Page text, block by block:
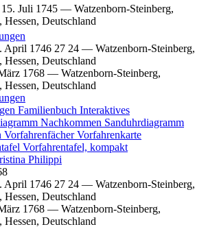
15. Juli 1745 — Watzenborn-Steinberg,
Hessen, Deutschland
April 1746 27 24 — Watzenborn-Steinberg,
Hessen, Deutschland
1768 — Watzenborn-Steinberg,
Hessen, Deutschland
Familienbuch Interaktives
Nachkommen Sanduhrdiagramm
VorfahrenfächerVorfahrenkarte
Vorfahrentafel, kompakt
Philippi
April 1746 27 24 — Watzenborn-Steinberg,
Hessen, Deutschland
1768 — Watzenborn-Steinberg,
Hessen, Deutschland